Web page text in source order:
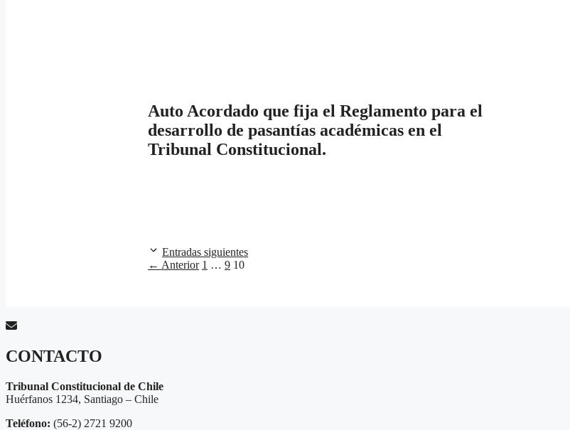
Auto Acordado que fija el Reglamento para el
desarrollo de pasantías académicas en el
Tribunal Constitucional.
Entradas siguientes
← Anterior Página
1 … Página
9 Página
10
CONTACTO
Tribunal Constitucional de Chile
Huérfanos 1234, Santiago – Chile
Teléfono: (56-2) 2721 9200